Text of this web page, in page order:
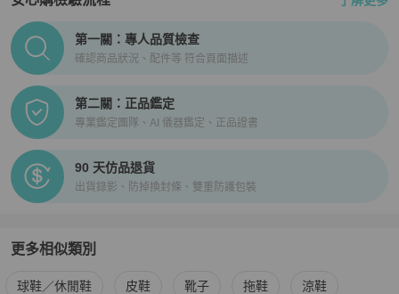
PopChill拍拍圈正品驗證、安心購檢驗流程介紹
第一關：專人品質檢查
確認商品狀況、配件等 符合頁面描述
第二關：正品鑑定
專業鑑定團隊、AI 儀器鑑定、正品證書
90 天仿品退貨
出貨錄影、防掉換封條、雙重防護包裝
更多相似類別
更多Louis Vuitton 男鞋相似商品推薦
球鞋／休閒鞋 皮鞋 靴子 拖鞋 涼鞋